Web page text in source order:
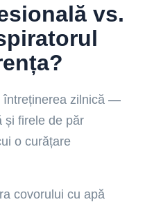
vs.
întreținerea zilnică —
și firele de păr
o curățare
covorului cu apă